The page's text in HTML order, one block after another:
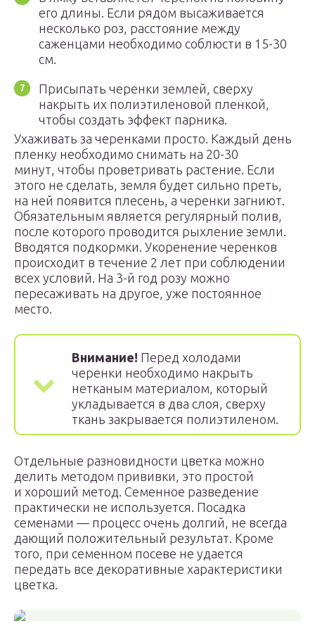
его длины. Если рядом высаживается
несколько роз, расстояние между
саженцами необходимо соблюсти в 15-30
см.
Присыпать черенки землей, сверху
накрыть их полиэтиленовой пленкой,
чтобы создать эффект парника.
Ухаживать за черенками просто. Каждый день
пленку необходимо снимать на 20-30
минут, чтобы проветривать растение. Если
этого не сделать, земля будет сильно преть,
на ней появится плесень, а черенки загниют.
Обязательным является регулярный полив,
после которого проводится рыхление земли.
Вводятся подкормки. Укоренение черенков
происходит в течение 2 лет при соблюдении
всех условий. На 3-й год розу можно
пересаживать на другое, уже постоянное
место.
Внимание! Перед холодами
черенки необходимо накрыть
нетканым материалом, который
укладывается в два слоя, сверху
ткань закрывается полиэтиленом.
Отдельные разновидности цветка можно
делить методом прививки, это простой
и хороший метод. Семенное разведение
практически не используется. Посадка
семенами — процесс очень долгий, не всегда
дающий положительный результат. Кроме
того, при семенном посеве не удается
передать все декоративные характеристики
цветка.